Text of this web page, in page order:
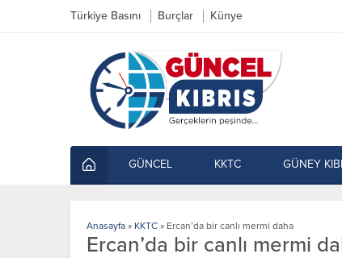
Türkiye Basını Burçlar Künye
GÜNCEL KKTC GÜNEY
Anasayfa » KKTC » Ercan’da bir canlı mermi daha
Ercan’da bir canlı mermi